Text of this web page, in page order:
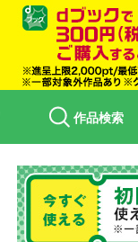
作品検索